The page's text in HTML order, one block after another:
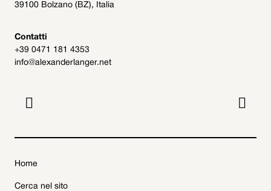
39100 Bolzano (BZ), Italia
Contatti
+39 0471 181 4353
info@alexanderlanger.net
 
Home
Cerca nel sito